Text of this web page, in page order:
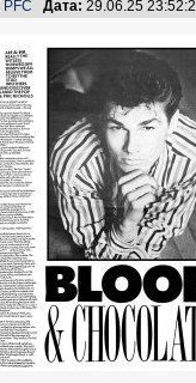
PFC Дата: 29.06.25